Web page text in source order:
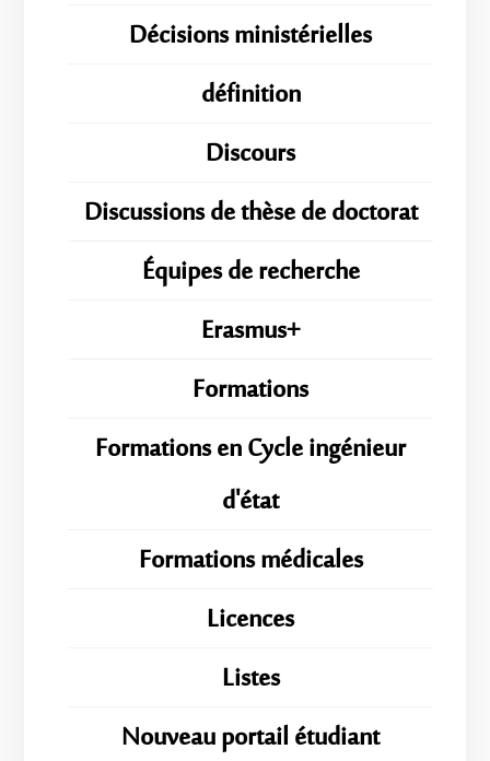
Décisions ministérielles
définition
Discours
Discussions de thèse de doctorat
Équipes de recherche
Erasmus+
Formations
Formations en Cycle ingénieur
d'état
Formations médicales
Licences
Listes
Nouveau portail étudiant